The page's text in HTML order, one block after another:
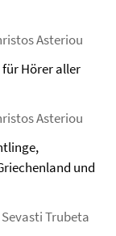
Asteriou
für Hörer aller
Asteriou
und
Trubeta